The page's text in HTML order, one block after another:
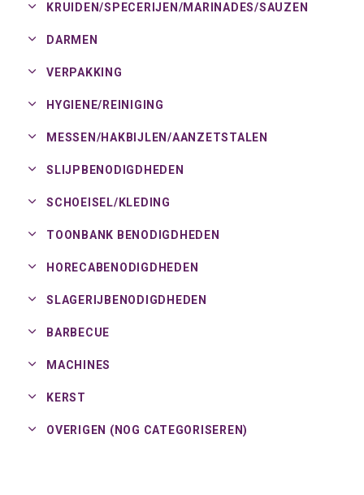
KRUIDEN/SPECERIJEN/MARINADES/SAUZEN
DARMEN
VERPAKKING
HYGIENE/ REINIGING
MESSEN/HAKBIJLEN/AANZETSTALEN
SLIJPBENODIGDHEDEN
SCHOEISEL/ KLEDING
TOONBANK BENODIGDHEDEN
HORECABENODIGDHEDEN
SLAGERIJBENODIGDHEDEN
BARBECUE
MACHINES
KERST
OVERIGEN (NOG CATEGORISEREN)